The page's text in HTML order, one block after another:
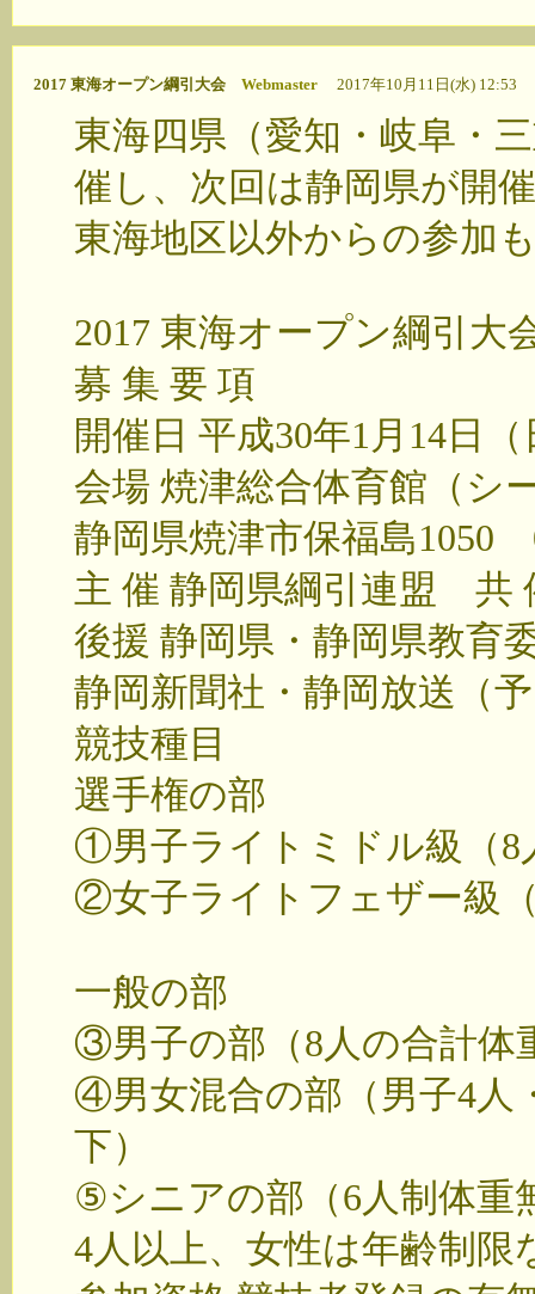
2017 東海オープン綱引大会 Webmaster 2017年10月11日(水) 12:53
東海四県（愛知・岐阜・
催し、次回は静岡県が開
東海地区以外からの参加
2017 東海オープン綱引大
募 集 要 項
開催日 平成30年1月14日（
会場 焼津総合体育館（シ
静岡県焼津市保福島1050
主 催 静岡県綱引連盟 共
後援 静岡県・静岡県教育
静岡新聞社・静岡放送（
競技種目
選手権の部
①男子ライトミドル級（8
②女子ライトフェザー級
一般の部
③男子の部（8人の合計体
④男女混合の部（男子4人
下）
⑤シニアの部（6人制体重
4人以上、女性は年齢制